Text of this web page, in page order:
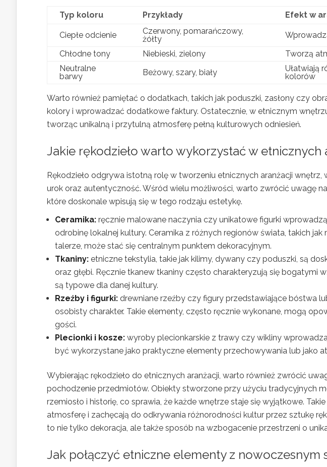
Typ koloru Przykłady Efekt w
Ciepłe odcienie
Czerwony, pomarańczowy,
żółty
Chłodne tony
Niebieski, zielony
Tworzą
Neutralne
barwy
Beżowy, szary, biały
Ułatwiają
kolorów
Warto również pamiętać o dodatkach, takich jak poduszki, zasłony czy
kolory i wprowadzać dodatkowe faktury. Ostatecznie, w etnicznym
tworząc unikalną i przytulną atmosferę pełną kulturowych odniesień.
Jakie rękodzieło warto wykorzystać w etnicznych
Rękodzieło odgrywa istotną rolę w tworzeniu etnicznych aranżacji
urok oraz autentyczność. Wśród wielu możliwości, warto zwrócić uwagę
które doskonale wpisują się w tego rodzaju estetykę.
Ceramika: ręcznie malowane naczynia czy unikatowe figurki
odrobinę lokalnej kultury. Ceramika z różnych regionów świata, takich
talerze, może stać się centralnym punktem dekoracyjnym.
Tkaniny: etniczne tekstylia, takie jak kilimy, dywany czy poduszki, są
oraz głębi. Ręcznie tkanew tkaniny często charakteryzują się bogatymi
są typowe dla danej kultury.
Rzeźby i figurki: drewniane rzeźby czy figury przedstawiające bóstwa
osobisty charakter. Takie elementy, często ręcznie wykonane, mogą
gości.
Plecionki i kosze: wyroby plecionkarskie z trawy czy wikliny
być wykorzystane jako praktyczne elementy przechowywania lub jako
Wybierając rękodzieło do etnicznych aranżacji, warto również zwrócić
pochodzenie przedmiotów. Obiekty stworzone przy użyciu tradycyjnych
rzemiosło i historię, co sprawia, że każde wnętrze staje się wyjątkowe.
atmosferę i zachęcają do odkrywania różnorodności kultur przez sztukę
to nie tylko dekoracja, ale także sposób na wzbogacenie przestrzeni o
Jak połączyć etniczne elementy z nowoczesnym